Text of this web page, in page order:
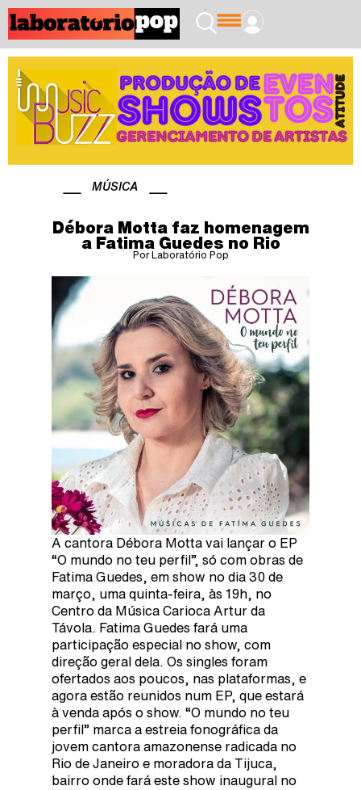
MÚSICA
Débora Motta faz homenagem
a Fatima Guedes no Rio
Por Laboratório Pop
A cantora Débora Motta vai lançar o EP
“O mundo no teu perfil”, só com obras de
Fatima Guedes, em show no dia 30 de
março, uma quinta-feira, às 19h, no
Centro da Música Carioca Artur da
Távola. Fatima Guedes fará uma
participação especial no show, com
direção geral dela. Os singles foram
ofertados aos poucos, nas plataformas, e
agora estão reunidos num EP, que estará
à venda após o show. “O mundo no teu
perfil” marca a estreia fonográfica da
jovem cantora amazonense radicada no
Rio de Janeiro e moradora da Tijuca,
bairro onde fará este show inaugural no